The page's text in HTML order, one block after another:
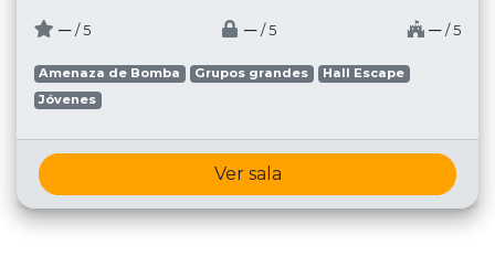
─ / 5 ─ / 5 ─ / 5
Amenaza de Bomba Grupos grandes
Hall Escape
Jóvenes
Ver sala